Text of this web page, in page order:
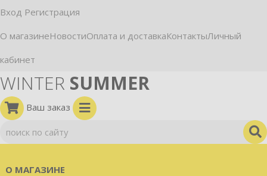
Вход Регистрация
О магазинеНовостиОплата и доставкаКонтактыЛичный
кабинет
WINTER SUMMER
Ваш заказ
О МАГАЗИНЕ